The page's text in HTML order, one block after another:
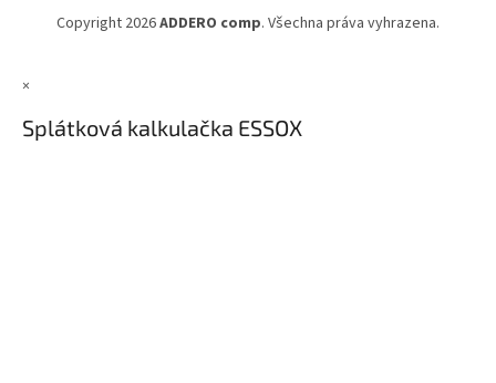
í
p
y
v
Copyright 2026ADDERO comp. Všechna práva vyhrazena.
×
Splátková kalkulačka ESSOX